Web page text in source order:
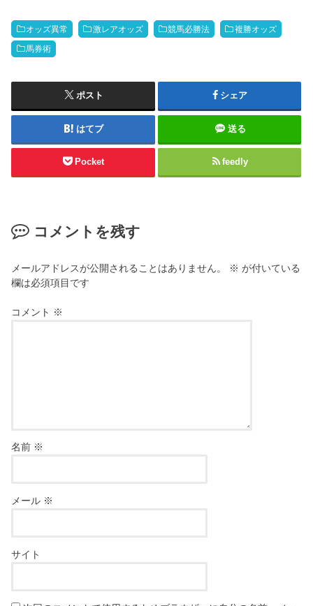
オッズ異常 激レアオッズ 競馬必勝法 複勝オッズ
馬券術
ポスト シェア
はてブ 送る
Pocket feedly
コメントを残す
メールアドレスが公開されることはありません。 ※ が付いている
欄は必須項目です
コメント ※
名前 ※
メール ※
サイト